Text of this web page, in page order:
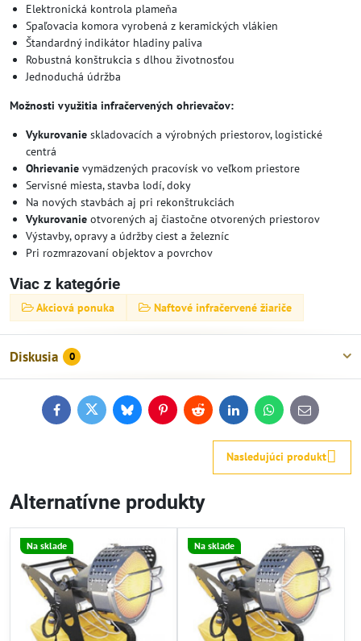
Elektronická kontrola plameňa
Spaľovacia komora vyrobená z keramických vlákien
Štandardný indikátor hladiny paliva
Robustná konštrukcia s dlhou životnosťou
Jednoduchá údržba
Možnosti využitia infračervených ohrievačov:
Vykurovanie skladovacích a výrobných priestorov, logistické
centrá
Ohrievanie vymädzených pracovísk vo veľkom priestore
Servisné miesta, stavba lodí, doky
Na nových stavbách aj pri rekonštrukciách
Vykurovanie otvorených aj čiastočne otvorených priestorov
Výstavby, opravy a údržby ciest a železníc
Pri rozmrazovaní objektov a povrchov
Viac z kategórie
Akciová ponuka Naftové infračervené žiariče
Diskusia 0
FacebookTwitterBlueskyPinterestReddit LinkedInWhatsApp
E-
mail
Nasledujúci produkt
Alternatívne produkty
Na sklade Na sklade